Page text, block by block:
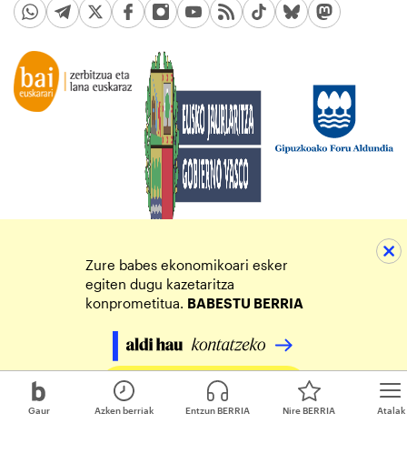
Gaur Atalak
Azken berriak Entzun BERRIA Nire BERRIA
Zure babes ekonomikoari esker
egiten dugu kazetaritza
konprometitua. BABESTU BERRIA
Egin zure ekarpena